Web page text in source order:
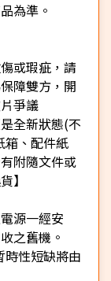
為準。
或瑕疵，請
障雙方，開
爭議
全新狀態(不
箱、配件紙
附隨文件或
】
源一經安
之舊機。
性短缺將由